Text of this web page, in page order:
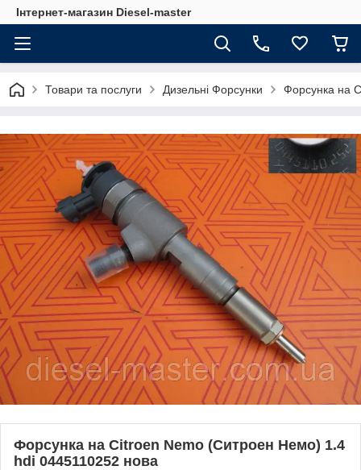
Інтернет-магазин Diesel-master
Товари та послуги Дизельні Форсунки Форсунка на
Форсунка на Citroen Nemo (Ситроен Немо) 1.4
hdi 0445110252 нова